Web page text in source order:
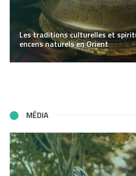
Les traditions culturelles et
encens naturels en Orient
MÉDIA